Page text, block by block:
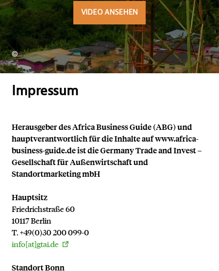
VIDEO ANSEHEN
Impressum
Herausgeber des Africa Business Guide (ABG) und
hauptverantwortlich für die Inhalte auf www.africa-
business-guide.de ist die Germany Trade and Invest –
Gesellschaft für Außenwirtschaft und
Standortmarketing mbH
Hauptsitz
Friedrichstraße 60
10117 Berlin
T. +49(0)30 200 099-0
info[at]gtai.de
Standort Bonn